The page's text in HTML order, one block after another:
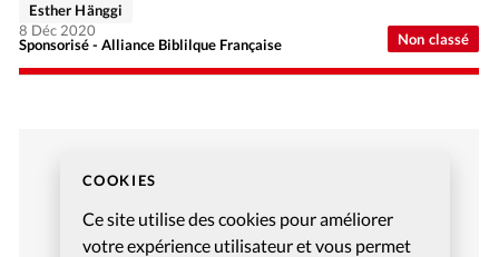
COOKIES
Ce site utilise des cookies pour améliorer
votre expérience utilisateur et vous permet
Non classé
Sponsorisé - Alliance Biblilque Française
Esther Hänggi
8 Déc 2020